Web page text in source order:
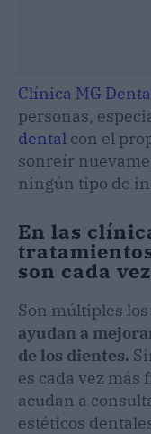
Clínica MG
personas,
dental con el
sonreír
ningún tipo de
En las
son cada
Son múltiples los
ayudan a
de los dientes.
es cada vez más
acudan a
estéticos